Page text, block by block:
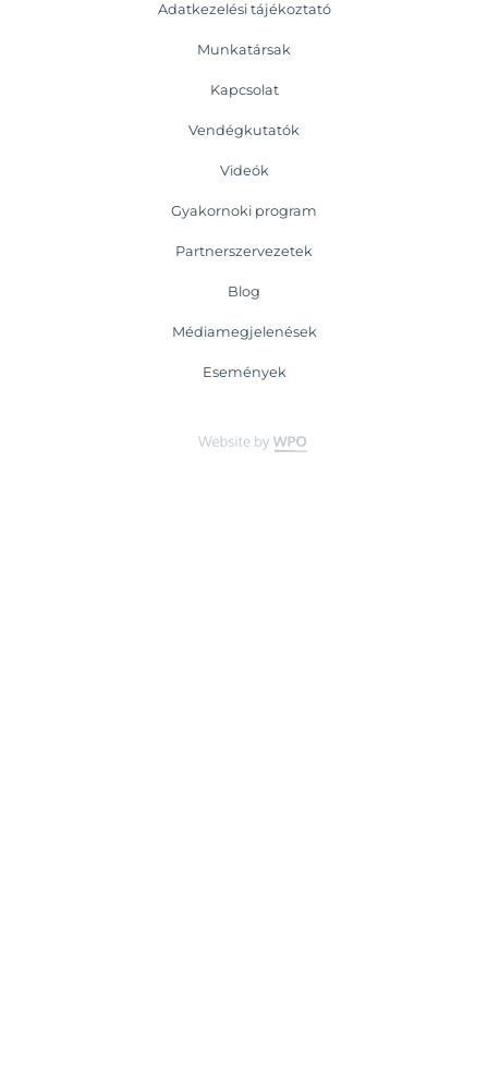
Adatkezelési tájékoztató
Munkatársak
Kapcsolat
Vendégkutatók
Videók
Gyakornoki program
Partnerszervezetek
Blog
Médiamegjelenések
Események